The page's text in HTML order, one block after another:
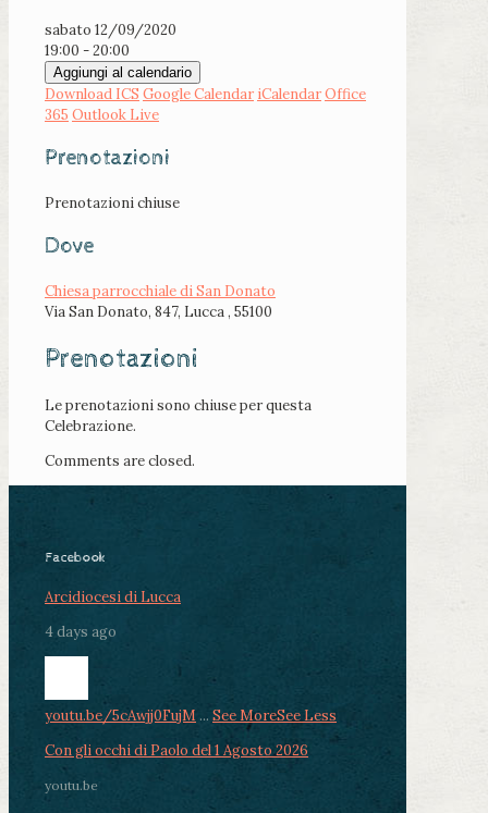
sabato 12/09/2020
19:00 - 20:00
Aggiungi al calendario
Download ICS Google Calendar iCalendarOffice
365 Outlook Live
Prenotazioni
Prenotazioni chiuse
Dove
Chiesa parrocchiale di San Donato
Via San Donato, 847, Lucca , 55100
Prenotazioni
Le prenotazioni sono chiuse per questa
Celebrazione.
Comments are closed.
Facebook
Arcidiocesi di Lucca
4 days ago
youtu.be/5cAwjj0FujM ... See MoreSee Less
Con gli occhi di Paolo del 1 Agosto 2026
youtu.be